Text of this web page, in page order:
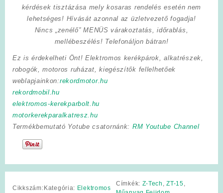
kérdések tisztázása mely kosaras rendelés esetén nem
lehetséges! Hívását azonnal az üzletvezető fogadja!
Nincs „zenélő” MENÜS várakoztatás, időrablás,
mellébeszélés! Telefonáljon bátran!
Ez is érdekelheti Önt! Elektromos kerékpárok, alkatrészek,
robogók, motoros ruházat, kiegészítők fellelhetőek
weblapjainkon:rekordmotor.hu
rekordmobil.hu
elektromos-kerekparbolt.hu
motorkerekparalkatresz.hu
Termékbemutató Yotube csatornánk: RM Youtube Channel
Cikkszám: Kategória: Elektromos
Címkék: Z-Tech ,ZT-15,